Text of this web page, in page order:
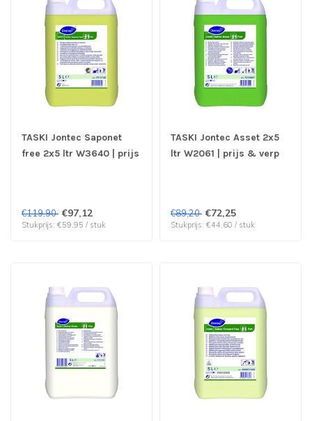
TASKI Jontec Saponet
free 2x5 ltr W3640 | prijs
€119,90 €97,12
Stukprijs: €59,95 / stuk
TASKI Jontec Asset 2x5
ltr W2061 | prijs & verp
€89,20 €72,25
Stukprijs: €44,60 / stuk